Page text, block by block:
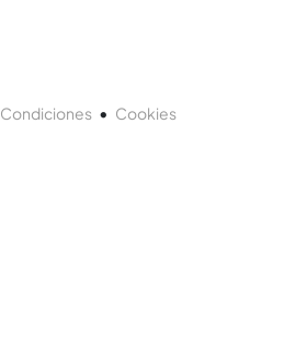
Condiciones• Cookies